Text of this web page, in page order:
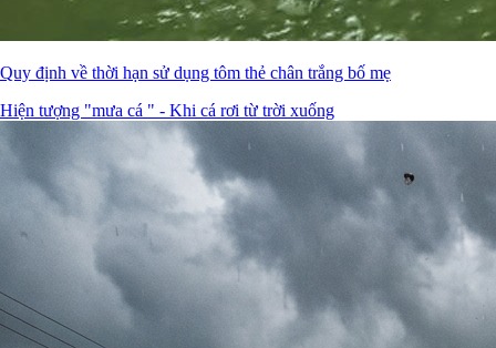
Quy định về thời hạn sử dụng tôm thẻ chân trắng bố mẹ
Hiện tượng "mưa cá " - Khi cá rơi từ trời xuống